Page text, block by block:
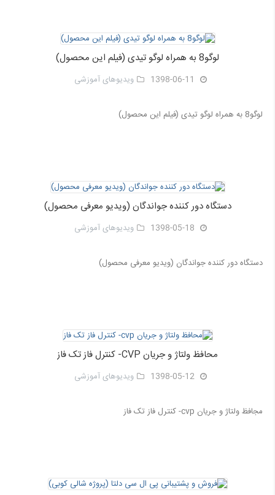
لوگو8 به همراه لوگو تیدی (فیلم این محصول)
ویدیوهای آموزشی
لوگو8 به همراه لوگو تیدی (فیلم این محصول)
دستگاه دور کننده جواندگان (ویدیو معرفی محصول)
ویدیوهای آموزشی
دستگاه دور کننده جواندگان (ویدیو معرفی محصول)
محافظ ولتاژ و جریان CVP- کنترل فاز تک فاز
ویدیوهای آموزشی
مجافظ ولتاژ و جریان cvp- کنترل فاز تک فاز